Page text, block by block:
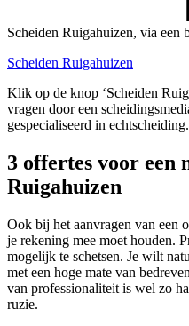
Scheiden Ruigahuizen, via een
Scheiden Ruigahuizen
Klik op de knop ‘Scheiden
vragen door een
gespecialiseerd in echtscheiding.
3 offertes voor een
Ruigahuizen
Ook bij het aanvragen van een
je rekening mee moet houden.
mogelijk te schetsen. Je wilt
met een hoge mate van
van professionaliteit is wel zo
ruzie.